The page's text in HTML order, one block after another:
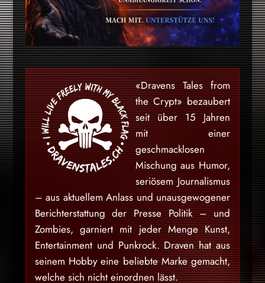
«Dravens Tales from
the Crypt» bezaubert
seit über 15 Jahren
mit einer
geschmacklosen
Mischung aus Humor,
seriösem Journalismus
– aus aktuellem Anlass und unausgewogener
Berichterstattung der Presse Politik – und
Zombies, garniert mit jeder Menge Kunst,
Entertainment und Punkrock. Draven hat aus
seinem Hobby eine beliebte Marke gemacht,
welche sich nicht einordnen lässt.